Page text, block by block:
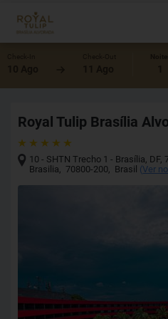
Royal Tulip Brasília
10 - SHTN Trecho 1 - Brasília, DF,
Brasilia, 70800-200, Brasil (Ver